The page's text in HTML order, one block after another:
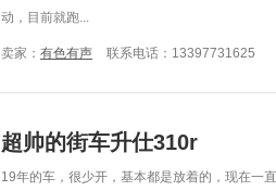
动，目前就跑...
卖家： 有色有声 联系电话：13397731625
超帅的街车升仕310r
19年的车，很少开，基本都是放着的，现在一